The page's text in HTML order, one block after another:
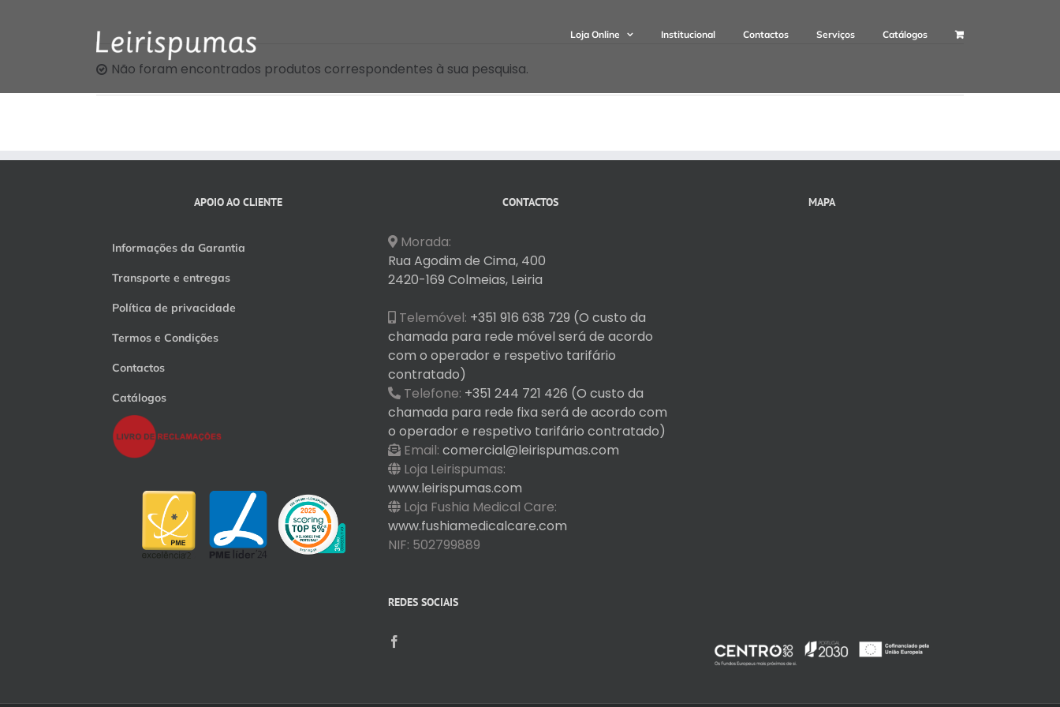
Loja Online Institucional Contactos Serviços Catálogos
Não foram encontrados produtos correspondentes à sua pesquisa.
APOIO AO CLIENTE
Informações da Garantia
Transporte e entregas
Política de privacidade
Termos e Condições
Contactos
Catálogos
CONTACTOS
Morada:
Rua Agodim de Cima, 400
2420-169 Colmeias, Leiria
Telemóvel: +351 916 638 729 (O custo da
chamada para rede móvel será de acordo
com o operador e respetivo tarifário
contratado)
Telefone: +351 244 721 426 (O custo da
chamada para rede fixa será de acordo com
o operador e respetivo tarifário contratado)
Email: comercial@leirispumas.com
Loja Leirispumas:
www.leirispumas.com
Loja Fushia Medical Care:
www.fushiamedicalcare.com
NIF: 502799889
REDES SOCIAIS
MAPA